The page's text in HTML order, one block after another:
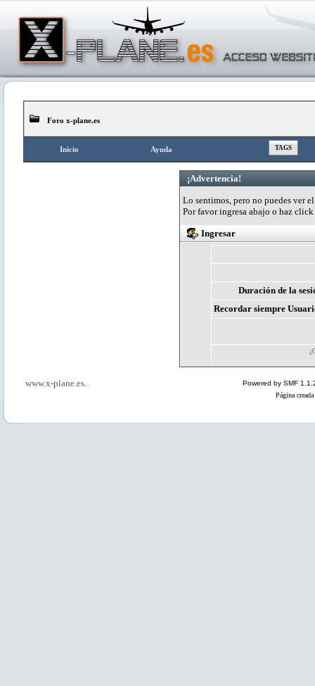
Foro x-plane.es
Inicio Ayuda TAGS
¡Advertencia!
Lo sentimos, pero no puedes ver
Por favor ingresa abajo o haz click
Ingresar
Duración de la
Recordar siempre
www.x-plane.es
Powered by SMF
Página